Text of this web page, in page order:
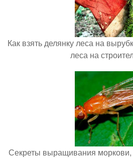
Как взять делянку леса на
леса на
Секреты выращивания